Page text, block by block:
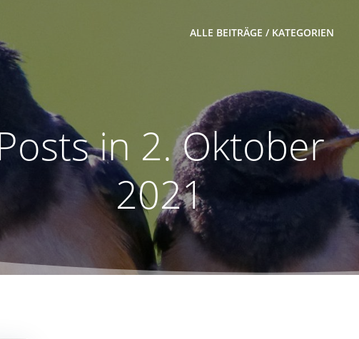
ALLE BEITRÄGE / KATEGORIEN
in 2. Oktober
2021